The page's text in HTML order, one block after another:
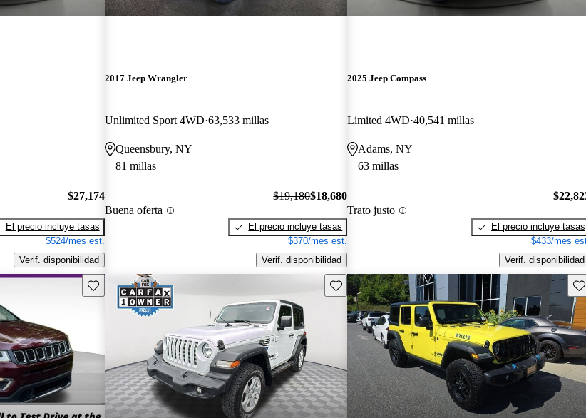
$27,174
El precio incluye tasas
$524/mes est.
Verif. disponibilidad
2017 Jeep Wrangler
Unlimited Sport 4WD 63,533 millas
Queensbury, NY
81 millas
Buena oferta
$19,180$18,680
El precio incluye tasas
$370/mes est.
Verif. disponibilidad
2025 Jeep Compass
Limited 4WD 40,541 millas
Adams, NY
63 millas
Trato justo
El precio incluye tasas
$433/mes
Verif. disponibilidad
Guarda este Aviso Guarda este Aviso